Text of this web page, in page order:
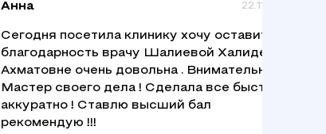
Анна 22.11.2025
Сегодня посетила клинику хочу оставить
благодарность врачу Шалиевой Халиде
Ахматовне очень довольна . Внимательная .
Мастер своего дела ! Сделала все быстро и
аккуратно ! Ставлю высший бал
рекомендую !!!